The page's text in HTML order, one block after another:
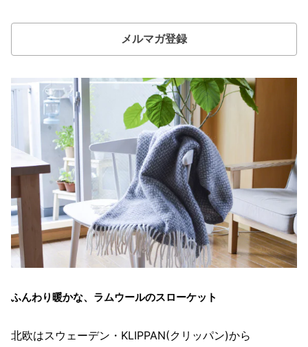
メルマガ登録
ふんわり暖かな、ラムウールのスローケット
北欧はスウェーデン・KLIPPAN(クリッパン)から